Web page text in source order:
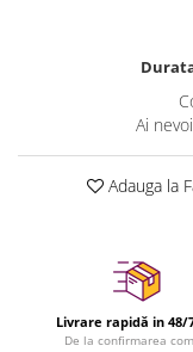
Ai
Adauga la
Livrare rapidă in 48/
De la confirmarea